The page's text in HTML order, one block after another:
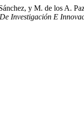
y M. de los A.
Investigación E